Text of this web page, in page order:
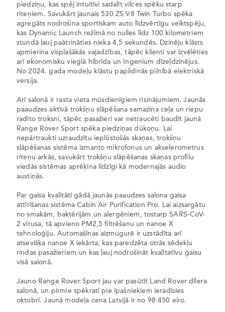
piedziņu, kas spēj intuitīvi sadalīt vilces spēku starp
riteņiem. Savukārt jaunais 530 ZS V8 Twin Turbo spēka
agregāts nodrošina sportiskam auto līdzvērtīgu veiktspēju,
kas Dynamic Launch režīmā no nulles līdz 100 kilometriem
stundā ļauj paātrināties nieka 4,5 sekundēs. Dzinēju klāsts
apmierina visplašākās vajadzības, tāpēc klienti var izvēlēties
arī ekonomisku vieglā hibrīda un Ingenium dīzeļdzinējus.
No 2024. gada modeļu klāstu papildinās pilnībā elektriskā
versija.
Arī salonā ir rasta vieta mūsdienīgiem risinājumiem. Jaunās
paaudzes aktīvā trokšņu slāpēšana samazina ceļa un riepu
radīto troksni, tāpēc pasažieri var netraucēti baudīt jaunā
Range Rover Sport spēka piedziņas dūkoņu. Lai
nepārtraukti uzraudzītu ieplūstošās skaņas, trokšņu
slāpēšanas sistēma izmanto mikrofonus un akselerometrus
riteņu arkās, savukārt trokšņu slāpēšanas skaņas profilu
viedās sistēmas aprēķina līdzīgi kā modernajās audio
austiņās.
Par gaisa kvalitāti gādā jaunās paaudzes salona gaisa
attīrīšanas sistēma Cabin Air Purification Pro. Lai aizsargātu
no smakām, baktērijām un alergēniem, tostarp SARS-CoV-
2 vīrusa, tā apvieno PM2,5 filtrēšanu un nanoe X
tehnoloģiju. Automašīnas aizmugurē ir uzstādīta arī
atsevišķa nanoe X iekārta, kas paredzēta otrās sēdekļu
rindas pasažieriem un kas ļauj nodrošināt kvalitatīvu gaisu
visā salonā.
Jauno Range Rover Sport jau var pasūtīt Land Rover dīlera
salonā, un pirmie spēkrati pie īpašniekiem ieradīsies
oktobrī. Jaunā modeļa cena Latvijā ir no 98 450 eiro.